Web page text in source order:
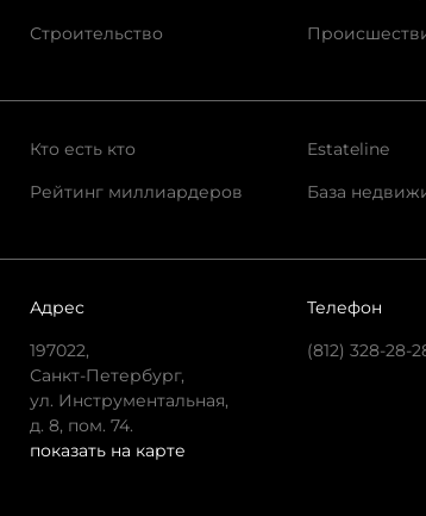
Строительство
Кто есть кто
Рейтинг миллиардеров
Estateline
База
Адрес
197022,
Санкт-Петербург,
ул. Инструментальная,
д. 8, пом. 74.
показать на карте
Телефон
(812) 328-28-